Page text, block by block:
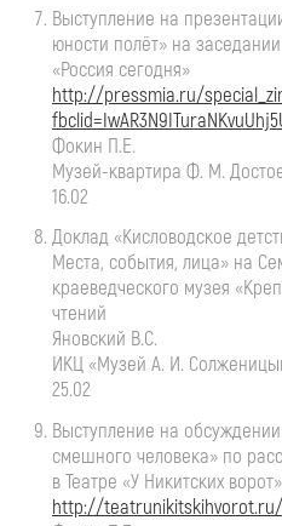
Выступление на
юности полёт» на
«Россия сегодня»
http://pressmia.ru/
Фокин П.Е.
Музей-квартира Ф. М.
16.02
Доклад «Кисловодское
Места, события, лица» на
краеведческого музея
чтений
Яновский В.С.
ИКЦ «Музей А. И.
25.02
Выступление на
смешного человека» по
в Театре «У Никитских ворот»
http://